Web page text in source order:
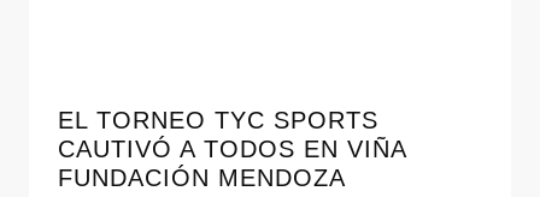
EL TORNEO TYC SPORTS
CAUTIVÓ A TODOS EN VIÑA
FUNDACIÓN MENDOZA